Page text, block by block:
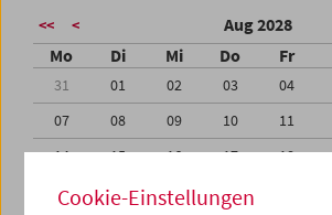
<< < Aug 2028
Mo Di Mi Do Fr
31 01 02 03 04
07
08 09 10 11
14
15 16 17 18
21
22 23 24
Cookie-Einstellungen